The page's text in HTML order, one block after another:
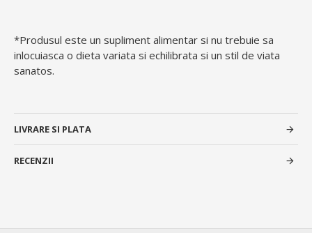
*Produsul este un supliment alimentar si nu trebuie sa
inlocuiasca o dieta variata si echilibrata si un stil de viata
sanatos.
LIVRARE SI PLATA
RECENZII